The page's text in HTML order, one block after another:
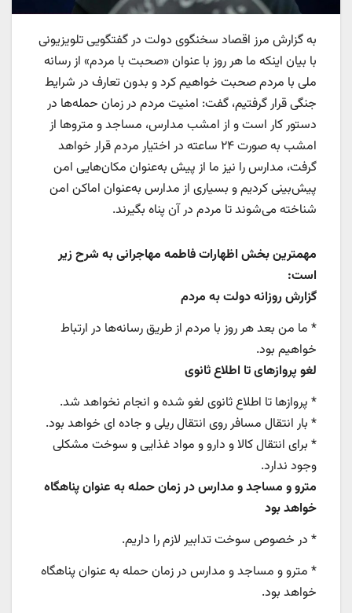
به گزارش مرز اقصاد سخنگوی دولت در گفتگویی تلویزیونی
با بیان اینکه ما هر روز با عنوان «صحبت با مردم» از رسانه
ملی با مردم صحبت خواهیم کرد و بدون تعارف در شرایط
جنگی قرار گرفتیم، گفت: امنیت مردم در زمان حمله‌ها در
دستور کار است و از امشب مدارس، مساجد و متروها از
امشب به صورت ۲۴ ساعته در اختیار مردم قرار خواهد
گرفت، مدارس را نیز ما از پیش به‌عنوان مکان‌هایی امن
پیش‌بینی کردیم و بسیاری از مدارس به‌عنوان اماکن امن
شناخته می‌شوند تا مردم در آن پناه بگیرند.
مهمترین بخش اظهارات فاطمه مهاجرانی به شرح زیر
است:
گزارش روزانه دولت به مردم
* ما من بعد هر روز با مردم از طریق رسانه‌ها در ارتباط
خواهیم بود.
لغو پروازهای تا اطلاع ثانوی
* پروازها تا اطلاع ثانوی لغو شده و انجام نخواهد شد.
* بار انتقال مسافر روی انتقال ریلی و جاده ای خواهد بود.
* برای انتقال کالا و دارو و مواد غذایی و سوخت مشکلی
وجود ندارد.
مترو و مساجد و مدارس در زمان حمله به عنوان پناهگاه
خواهد بود
* در خصوص سوخت تدابیر لازم را داریم.
* مترو و مساجد و مدارس در زمان حمله به عنوان پناهگاه
خواهد بود.